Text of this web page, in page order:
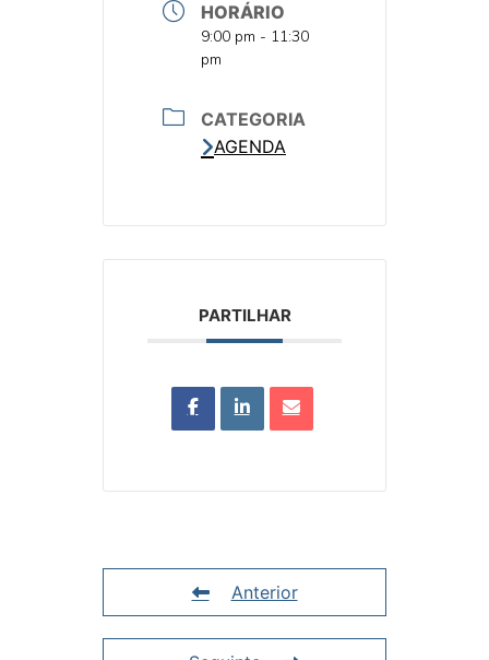
HORÁRIO
HORA
9:00 pm - 11:30
pm
CATEGORIA
AGENDA
PARTILHAR
Anterior